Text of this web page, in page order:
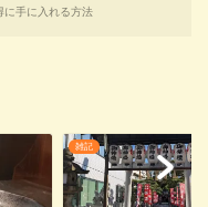
に手に入れる方法
雑記